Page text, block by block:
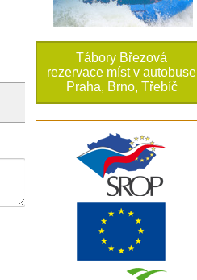
Tábory Březová
rezervace míst v autobuse
Praha, Brno, Třebíč